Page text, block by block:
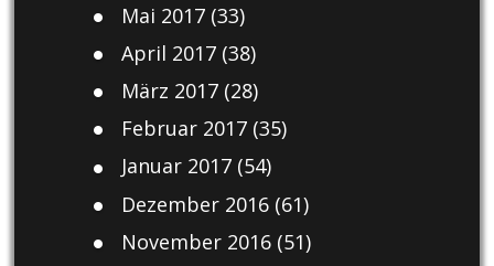
Mai 2017(33)
April 2017(38)
März 2017(28)
Februar 2017(35)
Januar 2017(54)
Dezember 2016(61)
November 2016(51)